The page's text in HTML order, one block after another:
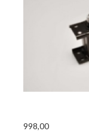
998,00